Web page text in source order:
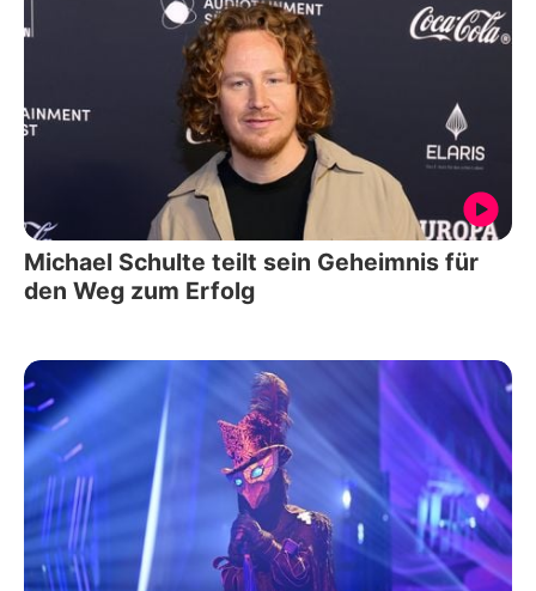
Michael Schulte teilt sein Geheimnis für
den Weg zum Erfolg